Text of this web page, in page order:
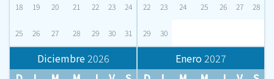
18 19 20 21 22 23 24
25 26 27 28 29 30 31
22 23 24 25 26 27 28
29 30
Diciembre2026
Enero2027